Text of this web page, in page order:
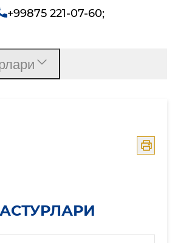
+99875 221-07-60;